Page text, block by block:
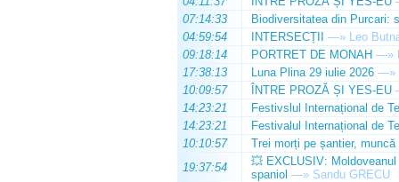
07:14:33
Biodiversitatea din Purcari:
04:59:54
INTERSECȚII —» Leo
09:18:14
PORTRET DE MONAH —»
17:38:13
Luna Plina 29 iulie 2026 —»
10:09:57
ÎNTRE PROZĂ ȘI YES-EU
14:23:21
Festivslul Internațional de
14:23:21
Festivalul Internațional de
10:10:57
Trei morți pe șantier, muncă
19:37:54
💥 EXCLUSIV:
spaniol —» Sandu GRECU